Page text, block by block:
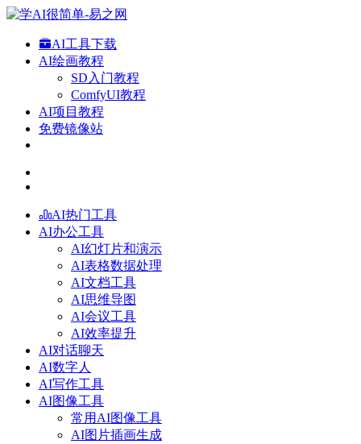
AI工具下载
AI绘画教程
SD入门教程
ComfyUI教程
AI项目教程
免费镜像站
AI热门工具
AI办公工具
AI幻灯片和演示
AI表格数据处理
AI文档工具
AI思维导图
AI会议工具
AI效率提升
AI对话聊天
AI数字人
AI写作工具
AI图像工具
常用AI图像工具
AI图片插画生成